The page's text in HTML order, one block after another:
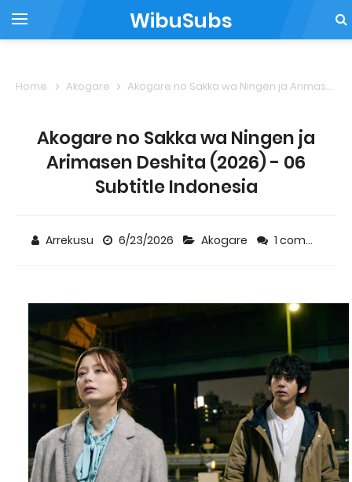
WibuSubs
Home Akogare Akogare no Sakka wa Ningen ja Arimasen Deshita (2026) - 06 Subtitle Indonesia
Akogare no Sakka wa Ningen ja
Arimasen Deshita (2026) - 06
Subtitle Indonesia
Arrekusu 6/23/2026 Akogare 1 comment